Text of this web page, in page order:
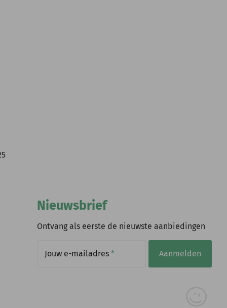
Nieuwsbrief
Ontvang als eerste de nieuwste aanbiedingen
Jouw e-mailadres * Aanmelden